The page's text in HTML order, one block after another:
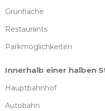
Grünfläche
Restaurants
Parkmöglichkeiten
Innerhalb einer halben
Hauptbahnhof
Autobahn